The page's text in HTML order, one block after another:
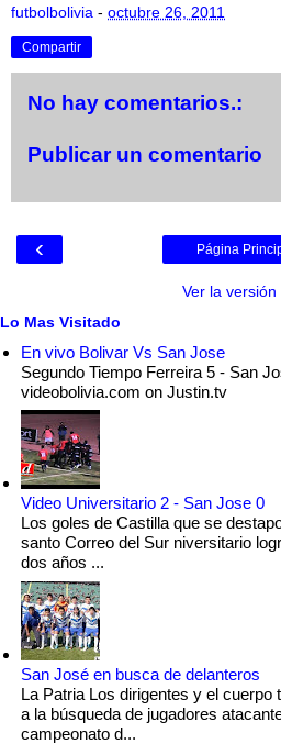
futbolbolivia - octubre 26, 2011
Compartir
No hay comentarios.:
Publicar un comentario
‹ Página
Ver la versión
Lo Mas Visitado
En vivo Bolivar Vs San Jose
Segundo Tiempo Ferreira 5 - San
videobolivia.com on Justin.tv
Video Universitario 2 - San Jose 0
Los goles de Castilla que se
santo Correo del Sur niversitario
dos años ...
San José en busca de delanteros
La Patria Los dirigentes y el cuerpo
a la búsqueda de jugadores
campeonato d...